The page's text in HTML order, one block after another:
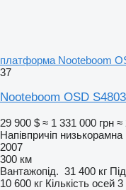
платформа Nooteboom
37
Nooteboom OSD S4803
29 900 $ ≈ 1 331 000 грн ≈
Напівпричіп
2007
300 км
Вантажопід. 31 400 кг
10 600 кг Кількість осей 3